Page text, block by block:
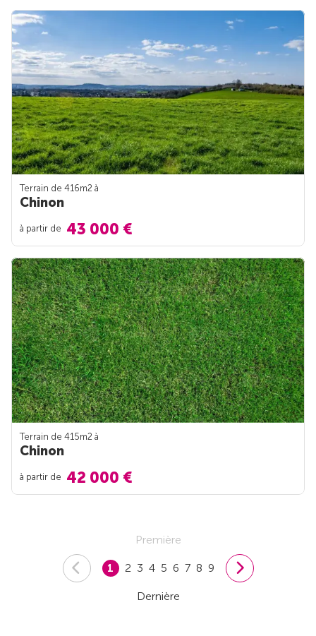
Terrain de 416m2 à
Chinon
à partir de 43 000 €
Terrain de 415m2 à
Chinon
à partir de 42 000 €
Première
1 2 3 4 5 6 7 8 9
Dernière